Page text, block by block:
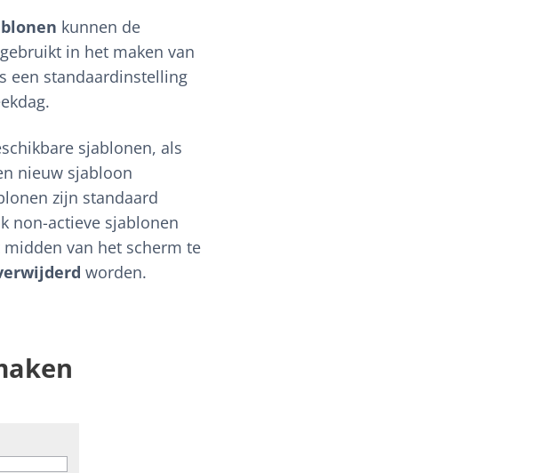
kunnen de
in het maken van
een standaardinstelling
sjablonen, als
nieuw sjabloon
zijn standaard
non-actieve sjablonen
van het scherm te
worden.